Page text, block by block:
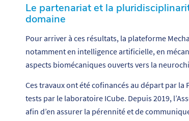
Le partenariat et la
domaine
Pour arriver à ces résultats, la plateforme
notamment en intelligence artificielle, en
aspects biomécaniques ouverts vers la
Ces travaux ont été cofinancés au départ par
tests par le laboratoire ICube. Depuis 2019,
afin d’en assurer la pérennité et de